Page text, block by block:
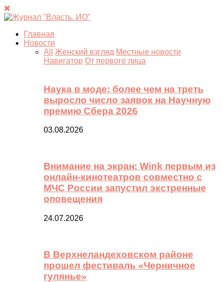
Главная
Новости
All
Женский взгляд Местные новости
Навигатор От первого лица
Наука в моде: более чем на треть
выросло число заявок на Научную
премию Сбера 2026
03.08.2026
Внимание на экран: Wink первым из
онлайн-кинотеатров совместно с
МЧС России запустил экстренные
оповещения
24.07.2026
В Верхнеландеховском районе
прошел фестиваль «Черничное
гулянье»